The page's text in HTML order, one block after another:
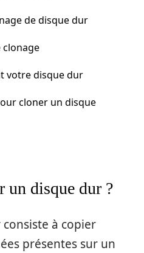
de disque dur
clonage
votre disque dur
cloner un disque
un disque dur ?
à copier
présentes sur un